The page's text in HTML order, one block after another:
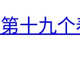
十九